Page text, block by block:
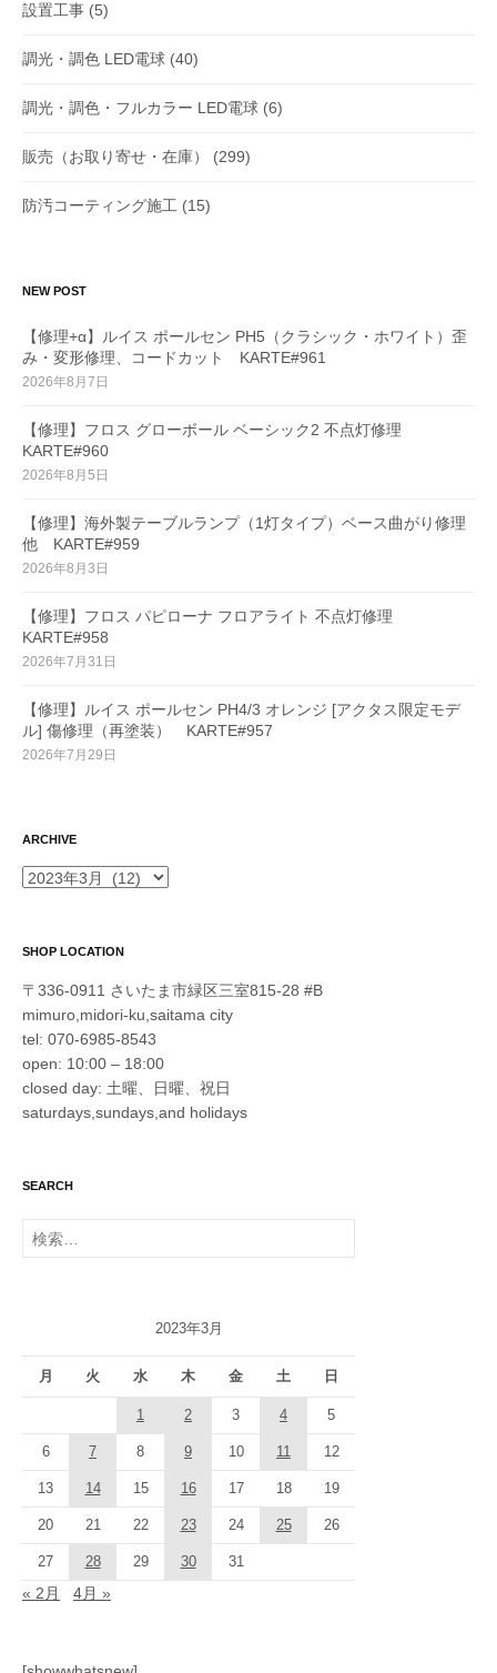
設置工事 (5)
調光・調色 LED電球 (40)
調光・調色・フルカラー LED電球 (6)
販売（お取り寄せ・在庫） (299)
防汚コーティング施工 (15)
NEW POST
【修理+α】ルイス ポールセン PH5（クラシック・ホワイト）歪
み・変形修理、コードカット KARTE#961
2026年8月7日
【修理】フロス グローボール ベーシック2 不点灯修理
KARTE#960
2026年8月5日
【修理】海外製テーブルランプ（1灯タイプ）ベース曲がり修理
他 KARTE#959
2026年8月3日
【修理】フロス パピローナ フロアライト 不点灯修理
KARTE#958
2026年7月31日
【修理】ルイス ポールセン PH4/3 オレンジ [アクタス限定モデ
ル] 傷修理（再塗装） KARTE#957
2026年7月29日
ARCHIVE
ARCHIVE
SHOP LOCATION
〒336-0911 さいたま市緑区三室815-28 #B
mimuro,midori-ku,saitama city
tel: 070-6985-8543
open: 10:00 – 18:00
closed day: 土曜、日曜、祝日
saturdays,sundays,and holidays
SEARCH
検
索:
2023年3月
月 火 水 木 金 土 日
1 2 3 4 5
6 7 8 9 10 11 12
13 14 15 16 17 18 19
20 21 22 23 24 25 26
27 28 29 30 31
« 2月 4月 »